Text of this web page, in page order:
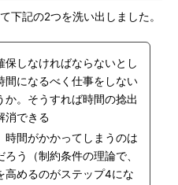
下記の2つを洗い出しました。
保しなければならないとし
間になるべく仕事をしない
か。そうすれば時間の捻出
消できる
時間がかかってしまうのは
う（制約条件の理論で、
高めるのがステップ4にな